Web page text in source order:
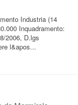
Industria (14
Inquadramento:
2006, D.lgs
l&apos...